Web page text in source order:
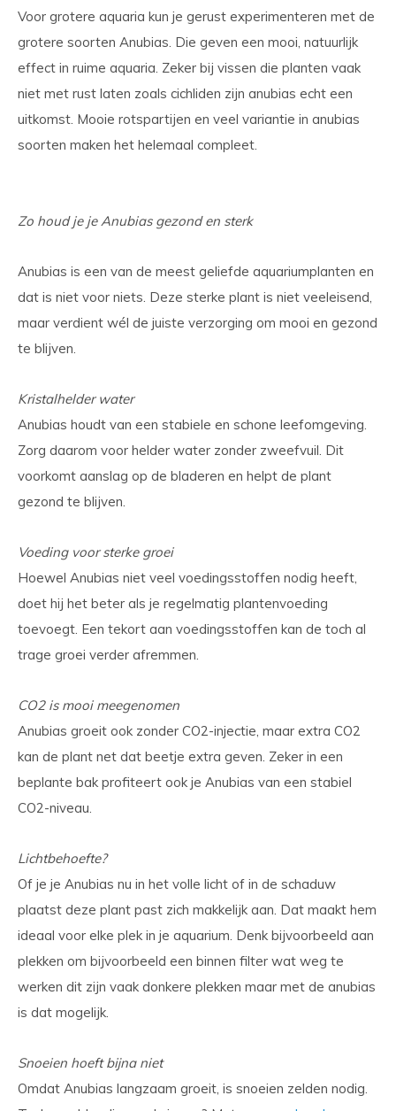
Voor grotere aquaria kun je gerust experimenteren met de
grotere soorten Anubias. Die geven een mooi, natuurlijk
effect in ruime aquaria. Zeker bij vissen die planten vaak
niet met rust laten zoals cichliden zijn anubias echt een
uitkomst. Mooie rotspartijen en veel variantie in anubias
soorten maken het helemaal compleet.
Zo houd je je Anubias gezond en sterk
Anubias is een van de meest geliefde aquariumplanten en
dat is niet voor niets. Deze sterke plant is niet veeleisend,
maar verdient wél de juiste verzorging om mooi en gezond
te blijven.
Kristalhelder water
Anubias houdt van een stabiele en schone leefomgeving.
Zorg daarom voor helder water zonder zweefvuil. Dit
voorkomt aanslag op de bladeren en helpt de plant
gezond te blijven.
Voeding voor sterke groei
Hoewel Anubias niet veel voedingsstoffen nodig heeft,
doet hij het beter als je regelmatig plantenvoeding
toevoegt. Een tekort aan voedingsstoffen kan de toch al
trage groei verder afremmen.
CO2 is mooi meegenomen
Anubias groeit ook zonder CO2-injectie, maar extra CO2
kan de plant net dat beetje extra geven. Zeker in een
beplante bak profiteert ook je Anubias van een stabiel
CO2-niveau.
Lichtbehoefte?
Of je je Anubias nu in het volle licht of in de schaduw
plaatst deze plant past zich makkelijk aan. Dat maakt hem
ideaal voor elke plek in je aquarium. Denk bijvoorbeeld aan
plekken om bijvoorbeeld een binnen filter wat weg te
werken dit zijn vaak donkere plekken maar met de anubias
is dat mogelijk.
Snoeien hoeft bijna niet
Omdat Anubias langzaam groeit, is snoeien zelden nodig.